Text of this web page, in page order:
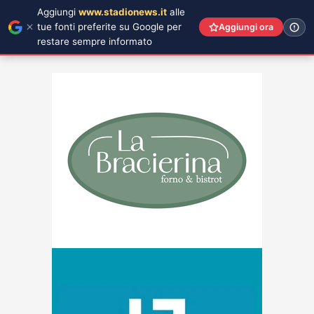
Aggiungi www.stadionews.it alle
tue fonti preferite su Google per
restare sempre informato
Aggiungi ora